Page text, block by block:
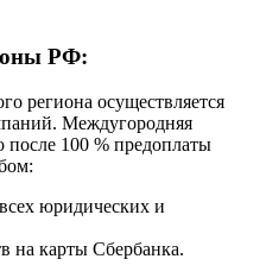
РФ:
региона осуществляется
Междугородняя
после 100 % предоплаты
юридических и
на карты Сбербанка.